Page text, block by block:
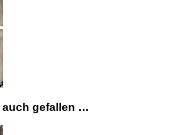
auch gefallen …